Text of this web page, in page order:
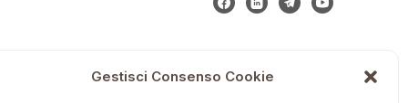
Gestisci Consenso Cookie